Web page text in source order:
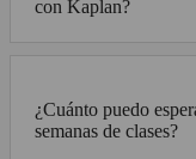
con Kaplan?
¿Cuánto puedo
semanas de clases?